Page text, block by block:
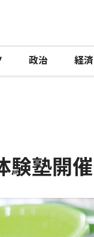
政治 経済
験塾開催